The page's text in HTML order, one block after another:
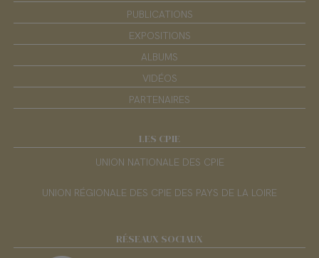
PUBLICATIONS
EXPOSITIONS
ALBUMS
VIDÉOS
PARTENAIRES
LES CPIE
UNION NATIONALE DES CPIE
UNION RÉGIONALE DES CPIE DES PAYS DE LA LOIRE
RÉSEAUX SOCIAUX